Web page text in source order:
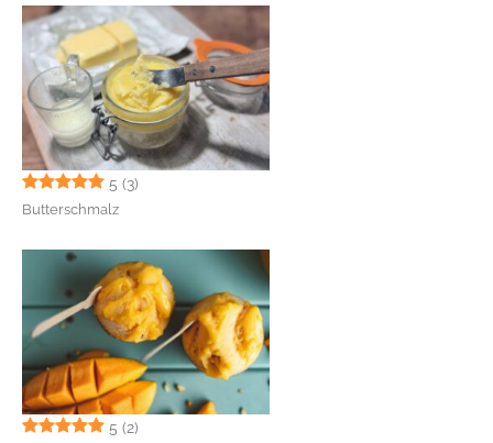
5 (3)
Butterschmalz
5 (2)